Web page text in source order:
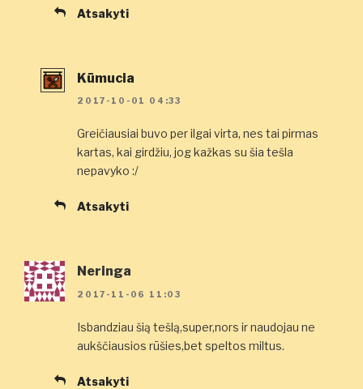
Atsakyti
Kūmucia
2017-10-01 04:33
Greičiausiai buvo per ilgai virta, nes tai pirmas
kartas, kai girdžiu, jog kažkas su šia tešla
nepavyko :/
Atsakyti
Neringa
2017-11-06 11:03
Isbandziau šią tešlą,super,nors ir naudojau ne
aukščiausios rūšies,bet speltos miltus.
Atsakyti